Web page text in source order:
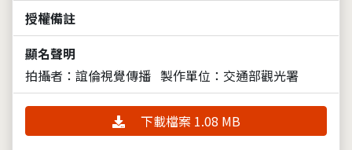
授權備註
顯名聲明
拍攝者：誼倫視覺傳播 製作單位：交通部觀光署
下載檔案 1.08 MB